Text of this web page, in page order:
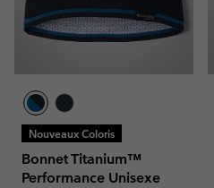
Nouveaux Coloris
Bonnet Titanium™
Performance Unisexe